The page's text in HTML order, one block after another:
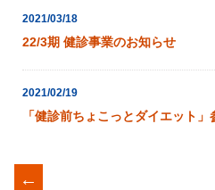
2021/03/18
22/3期 健診事業のお知らせ
2021/02/19
「健診前ちょこっとダイエット
←